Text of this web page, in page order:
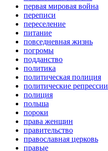
первая мировая война
переписи
переселение
питание
повседневная жизнь
погромы
подданство
политика
политическая полиция
политические репрессии
полиция
польша
пороки
права женщин
правительство
православная церковь
правые